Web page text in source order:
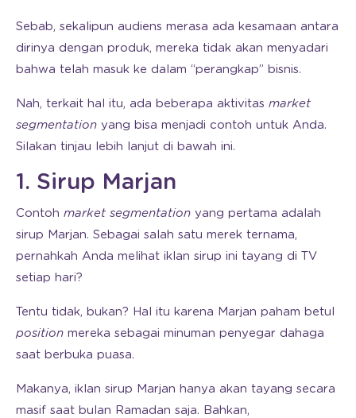
Sebab, sekalipun audiens merasa ada kesamaan antara
dirinya dengan produk, mereka tidak akan menyadari
bahwa telah masuk ke dalam “perangkap” bisnis.
Nah, terkait hal itu, ada beberapa aktivitas market
segmentation yang bisa menjadi contoh untuk Anda.
Silakan tinjau lebih lanjut di bawah ini.
1. Sirup Marjan
Contoh market segmentation yang pertama adalah
sirup Marjan. Sebagai salah satu merek ternama,
pernahkah Anda melihat iklan sirup ini tayang di TV
setiap hari?
Tentu tidak, bukan? Hal itu karena Marjan paham betul
position mereka sebagai minuman penyegar dahaga
saat berbuka puasa.
Makanya, iklan sirup Marjan hanya akan tayang secara
masif saat bulan Ramadan saja. Bahkan,